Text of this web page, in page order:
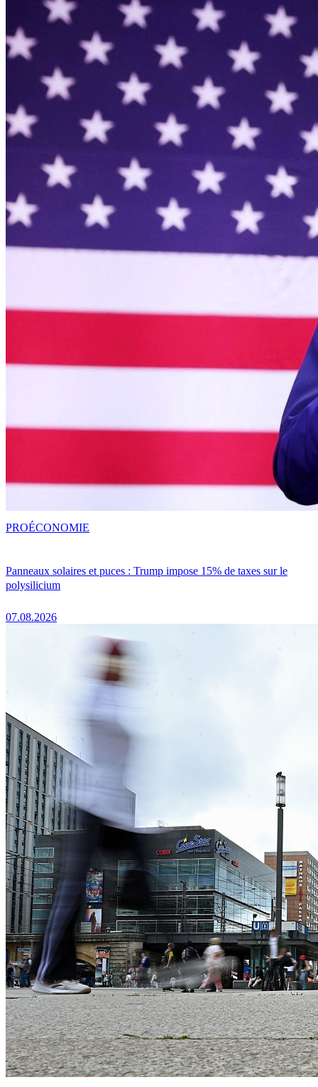
Panneaux solaires et puces : Trump impose 15% de taxes sur le
polysilicium
07.08.2026
PROÉCONOMIE